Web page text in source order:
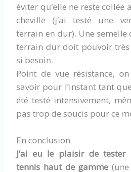
éviter qu’elle ne reste collée
cheville (j’ai testé une
terrain en dur). Une semelle
terrain dur doit pouvoir très
si besoin.
Point de vue résistance,
savoir pour l’instant tant
été testé intensivement,
pas trop de soucis pour ce
En conclusion
J’ai eu le plaisir de tester
tennis haut de gamme